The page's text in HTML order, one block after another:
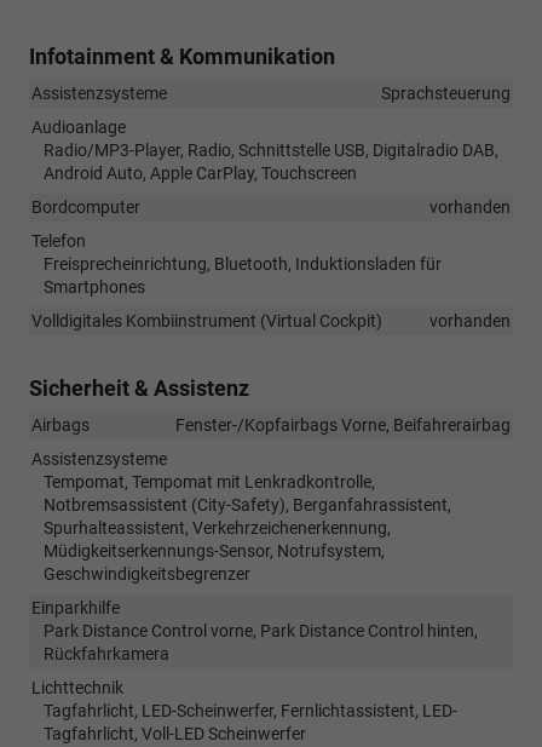
Infotainment & Kommunikation
Assistenzsysteme
Sprachsteuerung
Audioanlage
Radio/MP3-Player, Radio, Schnittstelle USB, Digitalradio DAB,
Android Auto, Apple CarPlay, Touchscreen
Bordcomputer
vorhanden
Telefon
Freisprecheinrichtung, Bluetooth, Induktionsladen für
Smartphones
Volldigitales Kombiinstrument (Virtual Cockpit)
vorhanden
Sicherheit & Assistenz
Airbags
Fenster-/Kopfairbags Vorne, Beifahrerairbag
Assistenzsysteme
Tempomat, Tempomat mit Lenkradkontrolle,
Notbremsassistent (City-Safety), Berganfahrassistent,
Spurhalteassistent, Verkehrzeichenerkennung,
Müdigkeitserkennungs-Sensor, Notrufsystem,
Geschwindigkeitsbegrenzer
Einparkhilfe
Park Distance Control vorne, Park Distance Control hinten,
Rückfahrkamera
Lichttechnik
Tagfahrlicht, LED-Scheinwerfer, Fernlichtassistent, LED-
Tagfahrlicht, Voll-LED Scheinwerfer